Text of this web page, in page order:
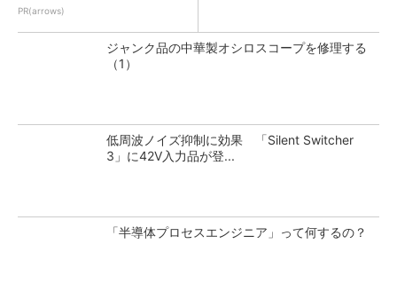
PR(arrows)
ジャンク品の中華製オシロスコープを修理する
（1）
低周波ノイズ抑制に効果 「Silent Switcher
3」に42V入力品が登...
「半導体プロセスエンジニア」って何するの？